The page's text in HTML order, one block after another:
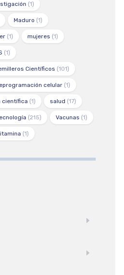
(1)
Maduro (1)
(1) mujeres (1)
(1)
Científicos (101)
celular(1)
científica (1) salud (17)
(215) Vacunas (1)
(1)